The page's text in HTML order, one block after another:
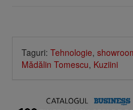
Taguri: Tehnologie,
Mădălin Tomescu, Kuziini